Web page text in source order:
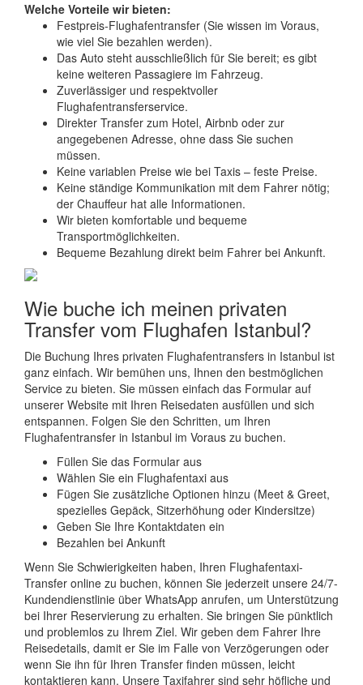
Welche Vorteile wir bieten:
Festpreis-Flughafentransfer (Sie wissen im Voraus,
wie viel Sie bezahlen werden).
Das Auto steht ausschließlich für Sie bereit; es gibt
keine weiteren Passagiere im Fahrzeug.
Zuverlässiger und respektvoller
Flughafentransferservice.
Direkter Transfer zum Hotel, Airbnb oder zur
angegebenen Adresse, ohne dass Sie suchen
müssen.
Keine variablen Preise wie bei Taxis – feste Preise.
Keine ständige Kommunikation mit dem Fahrer nötig;
der Chauffeur hat alle Informationen.
Wir bieten komfortable und bequeme
Transportmöglichkeiten.
Bequeme Bezahlung direkt beim Fahrer bei Ankunft.
Wie buche ich meinen privaten
Transfer vom Flughafen Istanbul?
Die Buchung Ihres privaten Flughafentransfers in Istanbul ist
ganz einfach. Wir bemühen uns, Ihnen den bestmöglichen
Service zu bieten. Sie müssen einfach das Formular auf
unserer Website mit Ihren Reisedaten ausfüllen und sich
entspannen. Folgen Sie den Schritten, um Ihren
Flughafentransfer in Istanbul im Voraus zu buchen.
Füllen Sie das Formular aus
Wählen Sie ein Flughafentaxi aus
Fügen Sie zusätzliche Optionen hinzu (Meet & Greet,
spezielles Gepäck, Sitzerhöhung oder Kindersitze)
Geben Sie Ihre Kontaktdaten ein
Bezahlen bei Ankunft
Wenn Sie Schwierigkeiten haben, Ihren Flughafentaxi-
Transfer online zu buchen, können Sie jederzeit unsere 24/7-
Kundendienstlinie über WhatsApp anrufen, um Unterstützung
bei Ihrer Reservierung zu erhalten. Sie bringen Sie pünktlich
und problemlos zu Ihrem Ziel. Wir geben dem Fahrer Ihre
Reisedetails, damit er Sie im Falle von Verzögerungen oder
wenn Sie ihn für Ihren Transfer finden müssen, leicht
kontaktieren kann. Unsere Taxifahrer sind sehr höfliche und